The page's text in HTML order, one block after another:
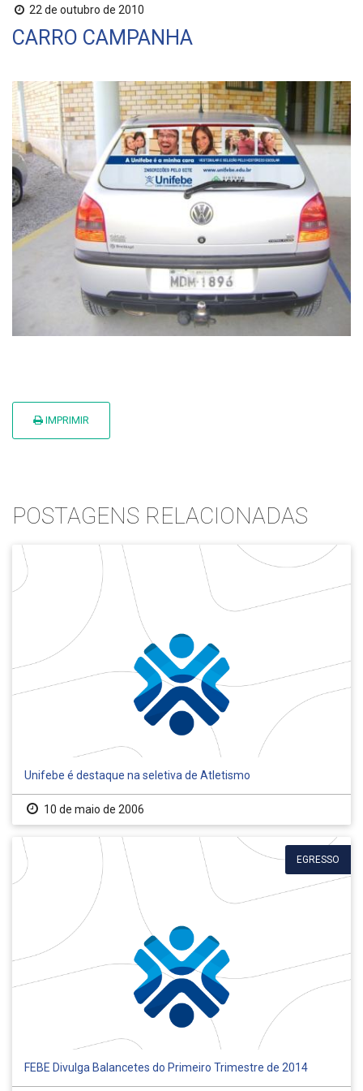
22 de outubro de 2010
CARRO CAMPANHA
IMPRIMIR
POSTAGENS RELACIONADAS
Unifebe é destaque na seletiva de Atletismo
10 de maio de 2006
EGRESSO
FEBE Divulga Balancetes do Primeiro Trimestre de 2014